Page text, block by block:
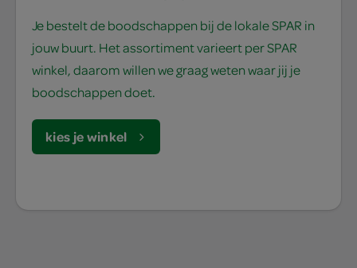
Je bestelt de boodschappen bij de lokale SPAR in
jouw buurt. Het assortiment varieert per SPAR
winkel, daarom willen we graag weten waar jij je
boodschappen doet.
kies je winkel